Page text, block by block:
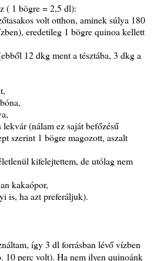
( 1 bögre = 2,5 dl):
volt otthon, aminek súlya 180
eredetileg 1 bögre quinoa kellett
12 dkg ment a tésztába, 3 dkg a
(nálam ez saját befőzésű
szerint 1 bögre magozott, aszalt
kifelejtettem, de utólag nem
kakaópor,
is, ha azt preferáljuk).
így 3 dl forrásban lévő vízben
10 perc volt). Ha nem ilyen quinoánk